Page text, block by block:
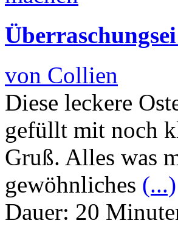
von Collien
Diese leckere
gefüllt mit noch
Gruß. Alles was
gewöhnliches (...)
Dauer: 20